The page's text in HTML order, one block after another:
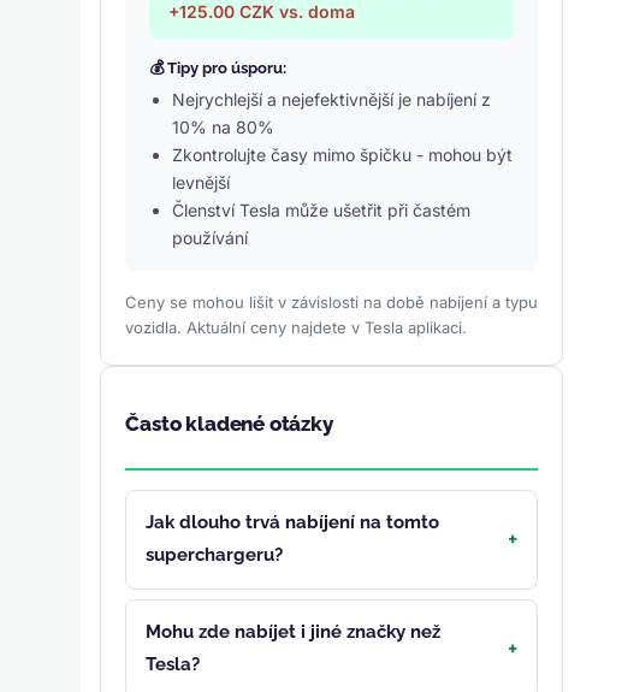
+125.00 CZK vs. doma
💰 Tipy pro úsporu:
Nejrychlejší a nejefektivnější je nabíjení z
10% na 80%
Zkontrolujte časy mimo špičku - mohou být
levnější
Členství Tesla může ušetřit při častém
používání
Ceny se mohou lišit v závislosti na době nabíjení a typu
vozidla. Aktuální ceny najdete v Tesla aplikaci.
Často kladené otázky
Jak dlouho trvá nabíjení na tomto
superchargeru?
Mohu zde nabíjet i jiné značky než
Tesla?